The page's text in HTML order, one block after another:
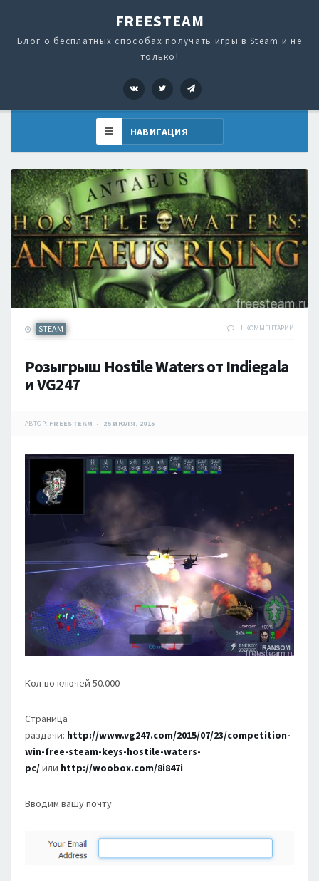
FREESTEAM
Блог о бесплатных способах получать игры в Steam и не
только!
VK Twitter
STEAM 1 КОММЕНТАРИЙ
Розыгрыш Hostile Waters от Indiegala
и VG247
АВТОР: FREESTEAM 25 ИЮЛЯ, 2015
Кол-во ключей 50.000
Страница
раздачи: http://www.vg247.com/2015/07/23/competition-
win-free-steam-keys-hostile-waters-
pc/или http://woobox.com/8i847i
Вводим вашу почту